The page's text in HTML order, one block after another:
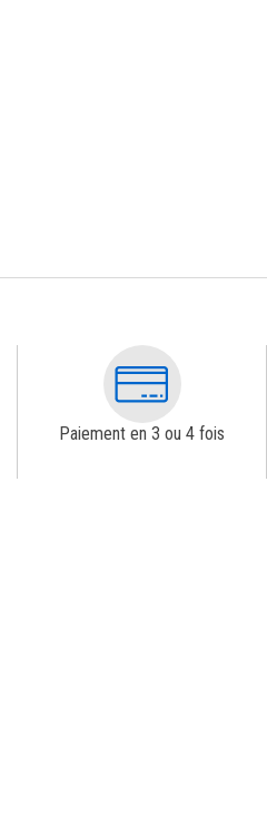
Paiement en 3 ou 4 fois